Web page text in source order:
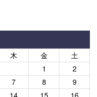
木 金
土
1
2
7 8
9
14 15 16